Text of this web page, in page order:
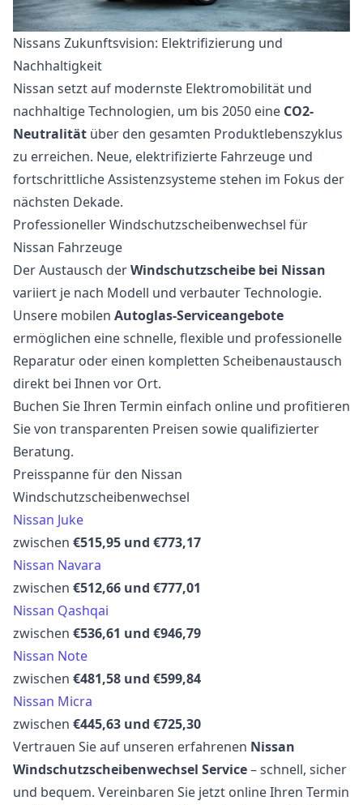
Nissans Zukunftsvision: Elektrifizierung und
Nachhaltigkeit
Nissan setzt auf modernste Elektromobilität und
nachhaltige Technologien, um bis 2050 eine CO2-
Neutralität über den gesamten Produktlebenszyklus
zu erreichen. Neue, elektrifizierte Fahrzeuge und
fortschrittliche Assistenzsysteme stehen im Fokus der
nächsten Dekade.
Professioneller Windschutzscheibenwechsel für
Nissan Fahrzeuge
Der Austausch derWindschutzscheibe bei Nissan
variiert je nach Modell und verbauter Technologie.
Unsere mobilen Autoglas-Serviceangebote
ermöglichen eine schnelle, flexible und professionelle
Reparatur oder einen kompletten Scheibenaustausch
direkt bei Ihnen vor Ort.
Buchen Sie Ihren Termin einfach online und profitieren
Sie von transparenten Preisen sowie qualifizierter
Beratung.
Preisspanne für den Nissan
Windschutzscheibenwechsel
Nissan Juke
zwischen €515,95 und €773,17
Nissan Navara
zwischen €512,66 und €777,01
Nissan Qashqai
zwischen €536,61 und €946,79
Nissan Note
zwischen €481,58 und €599,84
Nissan Micra
zwischen €445,63 und €725,30
Vertrauen Sie auf unseren erfahrenen Nissan
Windschutzscheibenwechsel Service– schnell, sicher
und bequem. Vereinbaren Sie jetzt online Ihren Termin